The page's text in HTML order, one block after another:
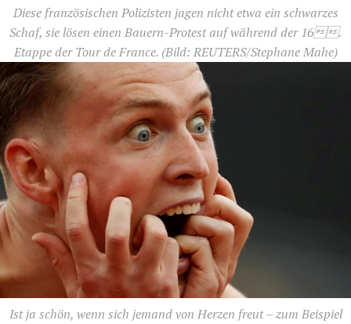
Diese französischen Polizisten jagen nicht etwa ein schwarzes
Schaf, sie lösen einen Bauern-Protest auf während der 16.
Etappe der Tour de France.(Bild: REUTERS/Stephane Mahe)
Ist ja schön, wenn sich jemand von Herzen freut – zum Beispiel